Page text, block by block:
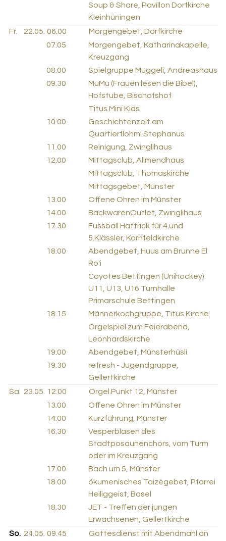
Soup & Share, Pavillon Dorfkirche
Kleinhüningen
Fr.
22.05. 06.00
Morgengebet, Dorfkirche
07.05
Morgengebet, Katharinakapelle,
Kreuzgang
08.00
Spielgruppe Muggeli, Andreashaus
09.30
MüMü (Frauen lesen die Bibel),
Hofstube, Bischofshof
Titus Mini Kids
10.00
Geschichtenzelt am
Quartierflohmi Stephanus
11.00
Reinigung, Zwinglihaus
12.00
Mittagsclub, Allmendhaus
Mittagsclub, Thomaskirche
Mittagsgebet, Münster
13.00
Offene Ohren im Münster
14.00
BackwarenOutlet, Zwinglihaus
17.30
Fussball Hattrick für 4.und
5.Klässler, Kornfeldkirche
18.00
Abendgebet, Huus am Brunne El
Ro'i
Coyotes Bettingen (Unihockey)
U11, U13, U16 Turnhalle
Primarschule Bettingen
18.15
Männerkochgruppe, Titus Kirche
Orgelspiel zum Feierabend,
Leonhardskirche
19.00
Abendgebet, Münsterhüsli
19.30
refresh - Jugendgruppe,
Gellertkirche
Sa.
23.05. 12.00
Orgel.Punkt 12, Münster
13.00
Offene Ohren im Münster
14.00
Kurzführung, Münster
16.30
Vesperblasen des
Stadtposaunenchors, vom Turm
oder im Kreuzgang
17.00
Bach um 5, Münster
18.00
ökumenisches Taizégebet, Pfarrei
Heiliggeist, Basel
18.30
JET - Treffen der jungen
Erwachsenen, Gellertkirche
So. 24.05. 09.45 Gottesdienst mit Abendmahl an